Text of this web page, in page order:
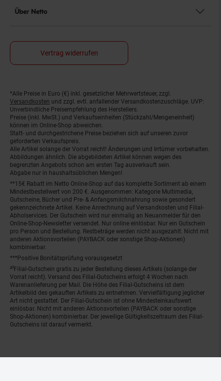
Über Netto
Vertrag widerrufen
Fußnoten
*Alle Preise in Euro (€) inkl. gesetzlicher Mehrwertsteuer, zzgl.
Versandkosten und zzgl. evtl. anfallender Versandkostenzuschläge. UVP:
Unverbindliche Preisempfehlung des Herstellers.
Preise (inkl. MwSt.) und Verkaufseinheiten (Stückzahl/Mengeneinheit)
können im Online-Shop abweichen.
Statt- und durchgestrichene Preise beziehen sich auf unseren zuvor
geforderten Verkaufspreis.
Alle Artikel solange der Vorrat reicht! Änderungen und Irrtümer vorbehalten.
Abbildungen ähnlich. Die abgebildeten Artikel können wegen des
begrenzten Angebots schon am ersten Tag ausverkauft sein.
Abgabe nur in haushaltsüblichen Mengen!
**15€ Rabatt im Netto Online-Shop auf das komplette Sortiment ab einem
Mindestbestellwert von 200 €. Ausgenommen: Kategorie Multimedia,
Gutscheine, Bücher und Pre- & Anfangsmilchnahrung sowie gesondert
gekennzeichnete Artikel. Keine Anrechnung auf Versandkosten und Filial-
Abholservices. Der Gutschein wird nur einmalig an Neuanmelder für den
Online-Shop-Newsletter versendet. Nur online einlösbar. Nur ein Gutschein
pro Person und Bestellung. Restbeträge werden nicht ausgezahlt. Nicht mit
anderen Aktionsvorteilen (PAYBACK oder sonstige Shop-Aktionen)
kombinierbar.
***Positive Bonitätsprüfung vorausgesetzt
²⁰Filial-Gutschein gratis zu jeder Bestellung dieses Artikels (solange der
Vorrat reicht). Versand des Filial-Gutscheins erfolgt 4 Wochen nach
Warenanlieferung per Mail. Die Höhe des Filial-Gutscheins ist dem
Artikelbild des gekauften Artikels zu entnehmen. Vervielfältigung jeglicher
Art nicht gestattet. Der Filial-Gutschein ist ohne Mindesteinkaufswert
einlösbar. Nicht mit anderen Aktionsvorteilen (PAYBACK oder sonstige
Shop-Aktionen) kombinierbar. Der jeweilige Gültigkeitszeitraum des Filial-
Gutscheins ist darauf vermerkt.